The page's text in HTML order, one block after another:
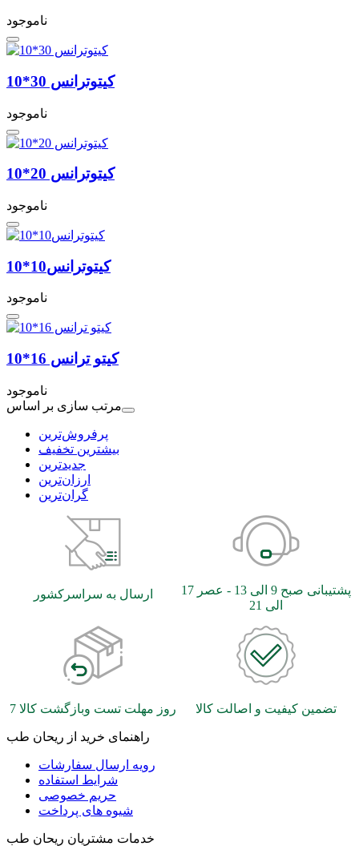
ناموجود
کیتوترانس 30*10
ناموجود
کیتوترانس 20*10
ناموجود
کیتوترانس10*10
ناموجود
کیتو ترانس 16*10
ناموجود
مرتب سازی بر اساس
بیشترین تخفیف
جدیدترین
ارزان‌ترین
گران‌ترین
ارسال به سراسرکشور
پشتیبانی صبح 9 الی 13 - عصر 17
الی 21
7 روز مهلت تست وبازگشت کالا تضمین کیفیت و اصالت کالا
راهنمای خرید از ریحان طب
رویه ارسال سفارشات
شرایط استفاده
حریم خصوصی
شیوه های پرداخت
خدمات مشتریان ریحان طب